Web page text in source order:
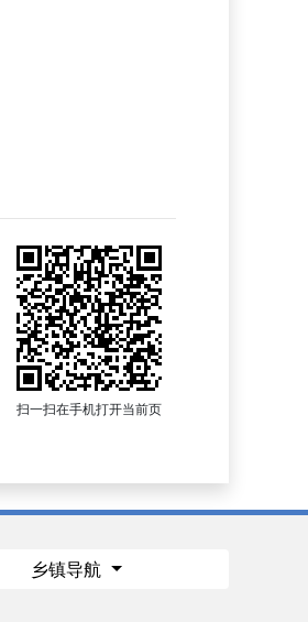
扫一扫在手机打开当前页
乡镇导航